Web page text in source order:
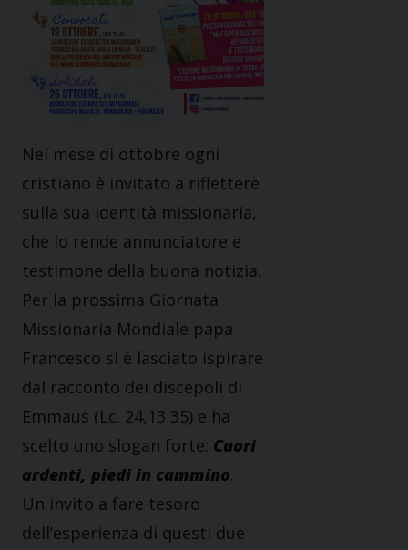
Nel mese di ottobre ogni
cristiano è invitato a riflettere
sulla sua identità missionaria,
che lo rende annunciatore e
testimone della buona notizia.
Per la prossima Giornata
Missionaria Mondiale papa
Francesco si è lasciato ispirare
dal racconto dei discepoli di
Emmaus (Lc. 24,13 35) e ha
scelto uno slogan forte: Cuori
ardenti, piedi in cammino.
Un invito a fare tesoro
dell’esperienza di questi due